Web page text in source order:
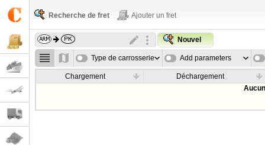
Recherche de fret Ajouter un fret
Nouvel
Type de carrosserie Add parameters
Chargement
Déchargement